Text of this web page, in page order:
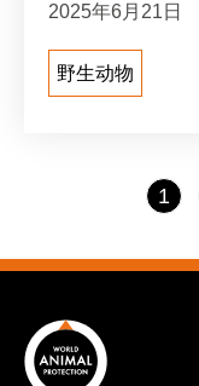
2025年6月21日
野生动物
Go
to
1